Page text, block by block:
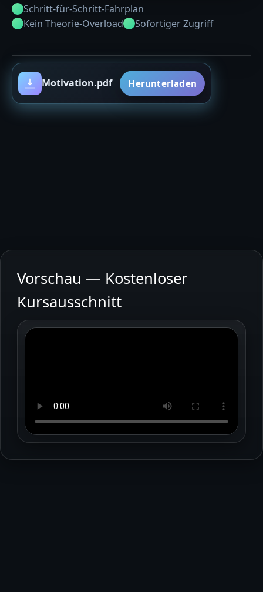
Schritt-für-Schritt-Fahrplan
Kein Theorie-Overload
Sofortiger Zugriff
Motivation.pdf Herunterladen
Vorschau — Kostenloser
Kursausschnitt